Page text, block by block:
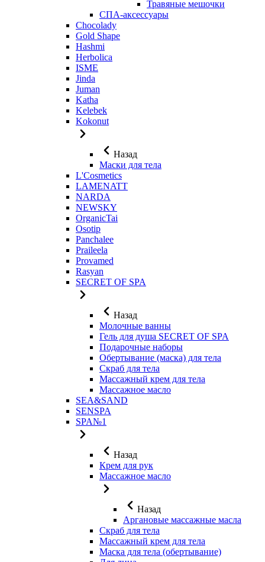
Травяные мешочки
СПА-аксессуары
Chocolady
Gold Shape
Hashmi
Herbolica
ISME
Jinda
Juman
Katha
Kelebek
Kokonut
Назад
Маски для тела
L'Cosmetics
LAMENATT
NARDA
NEWSKY
OrganicTai
Osotip
Panchalee
Praileela
Provamed
Rasyan
SECRET OF SPA
Назад
Молочные ванны
Гель для душа SECRET OF SPA
Подарочные наборы
Обертывание (маска) для тела
Скраб для тела
Массажный крем для тела
Массажное масло
SEA&SAND
SENSPA
SPA№1
Назад
Крем для рук
Массажное масло
Назад
Аргановые массажные масла
Скраб для тела
Массажный крем для тела
Маска для тела (обертывание)